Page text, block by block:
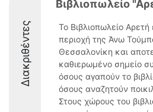
Διακριθέντες
Βιβλιοπωλείο
Το Βιβλιοπωλείο Αρετή
περιοχή της Άνω
Θεσσαλονίκη και
καθιερωμένο σημείο
όσους αγαπούν το
όσους αναζητούν
Στους χώρους του